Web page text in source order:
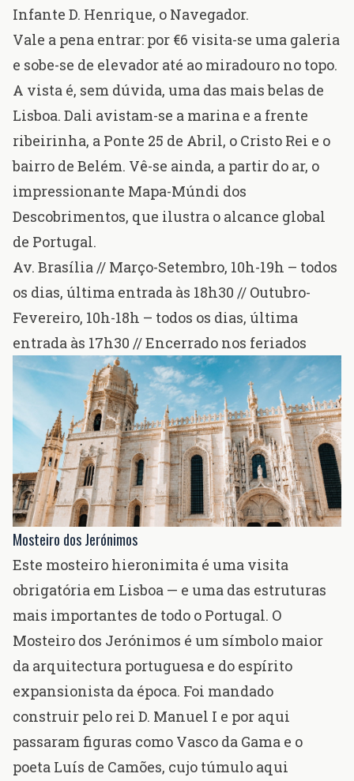
Infante D. Henrique, o Navegador.
Vale a pena entrar: por €6 visita-se uma galeria
e sobe-se de elevador até ao miradouro no topo.
A vista é, sem dúvida, uma das mais belas de
Lisboa. Dali avistam-se a marina e a frente
ribeirinha, a Ponte 25 de Abril, o Cristo Rei e o
bairro de Belém. Vê-se ainda, a partir do ar, o
impressionante Mapa-Múndi dos
Descobrimentos, que ilustra o alcance global
de Portugal.
Av. Brasília// Março-Setembro, 10h-19h – todos
os dias, última entrada às 18h30 // Outubro-
Fevereiro, 10h-18h – todos os dias, última
entrada às 17h30 // Encerrado nos feriados
Mosteiro dos Jerónimos
Este mosteiro hieronimita é uma visita
obrigatória em Lisboa — e uma das estruturas
mais importantes de todo o Portugal. O
Mosteiro dos Jerónimos é um símbolo maior
da arquitectura portuguesa e do espírito
expansionista da época. Foi mandado
construir pelo rei D. Manuel I e por aqui
passaram figuras como Vasco da Gama e o
poeta Luís de Camões, cujo túmulo aqui